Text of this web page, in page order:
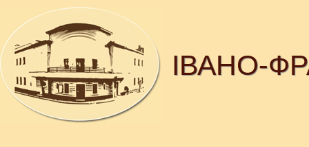
ІВАНО-